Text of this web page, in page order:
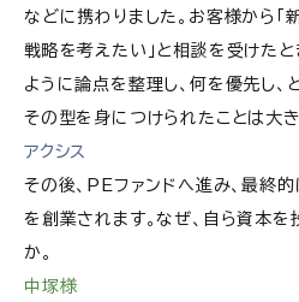
などに携わりました。お客様から「
戦略を考えたい」と相談を受けたと
ように論点を整理し、何を優先し、
その型を身につけられたことは大き
アクシス
その後、PEファンドへ進み、最終
を創業されます。なぜ、自ら資本
か。
中塚様